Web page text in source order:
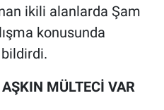
ikili alanlarda Şam
konusunda
bildirdi.
MÜLTECİ VAR